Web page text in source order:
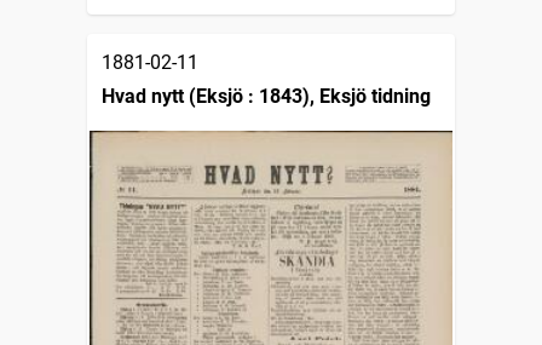
1881-02-11
Hvad nytt (Eksjö : 1843), Eksjö tidning